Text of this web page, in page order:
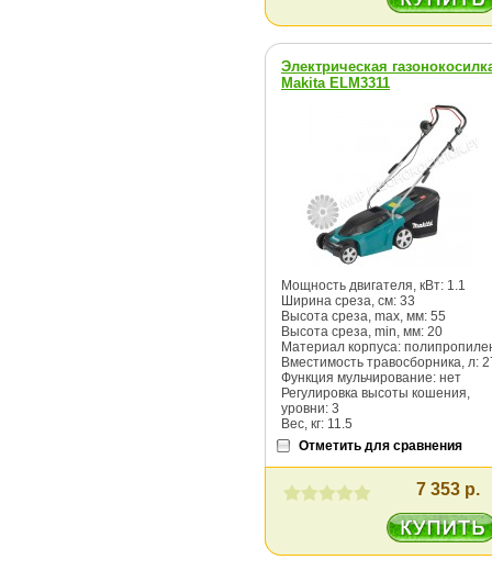
Электрическая
Makita ELM3311
Мощность двигателя, кВт: 1.1
Ширина среза, см: 33
Высота среза, max, мм: 55
Высота среза, min, мм: 20
Материал корпуса:
Вместимость травосборника, л:
Функция мульчирование: нет
Регулировка высоты кошения,
уровни: 3
Вес, кг: 11.5
Отметить для сравнения
7 353 р.